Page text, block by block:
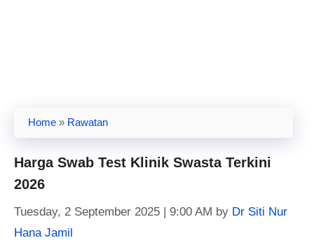
Home » Rawatan
Harga Swab Test Klinik Swasta Terkini
2026
Tuesday, 2 September 2025 | 9:00 AM by Dr Siti Nur
Hana Jamil